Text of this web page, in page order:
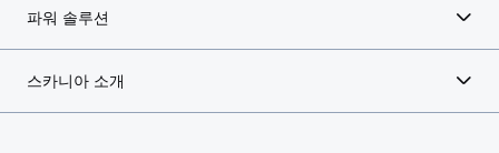
파워 솔루션
스카니아 소개